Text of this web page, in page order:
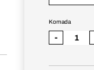
Komada
-